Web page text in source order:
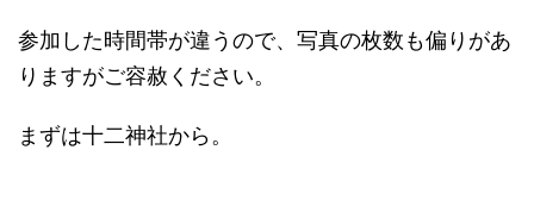
参加した時間帯が違うので、写真の枚数も偏りがあ
りますがご容赦ください。
まずは十二神社から。